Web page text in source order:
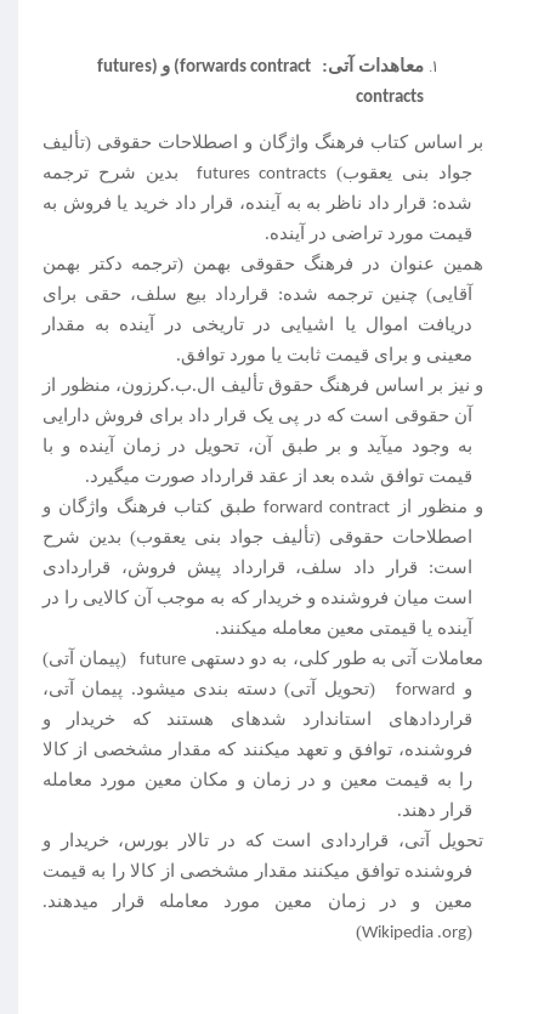
معاهدات آتی: forwards contract) و (futures
contracts
بر اساس کتاب فرهنگ واژگان و اصطلاحات حقوقی (تألیف
جواد بنی یعقوب) futures contracts
بدین شرح ترجمه
شده: قرار داد ناظر به به آینده، قرار داد خرید یا فروش به
قیمت مورد تراضی در آینده.
همین عنوان در فرهنگ حقوقی بهمن (ترجمه دکتر بهمن
آقایی) چنین ترجمه شده: قرارداد بیع سلف، حقی برای
دریافت اموال یا اشیایی در تاریخی در آینده به مقدار
معینی و برای قیمت ثابت یا مورد توافق.
و نیز بر اساس فرهنگ حقوق تألیف ال.ب.کرزون، منظور از
آن حقوقی است که در پی یک قرار داد برای فروش دارایی
به وجود می­آید و بر طبق آن، تحویل در زمان آینده و با
قیمت توافق شده بعد از عقد قرارداد صورت می­گیرد.
و منظور از forward contract طبق کتاب فرهنگ واژگان و
اصطلاحات حقوقی (تألیف جواد بنی یعقوب) بدین شرح
است: قرار داد سلف، قرارداد پیش فروش، قراردادی
است میان فروشنده و خریدار که به موجب آن کالایی را در
آینده یا قیمتی معین معامله می­کنند.
معاملات آتی به طور کلی، به دو دسته­یfuture
(پیمان آتی)
و forward
(تحویل آتی) دسته بندی می­شود. پیمان آتی،
قراردادهای استاندارد شده­ای هستند که خریدار و
فروشنده، توافق و تعهد می­کنند که مقدار مشخصی از کالا
را به قیمت معین و در زمان و مکان معین مورد معامله
قرار دهند.
تحویل آتی، قراردادی است که در تالار بورس، خریدار و
فروشنده توافق می­کنند مقدار مشخصی از کالا را به قیمت
معین و در زمان معین مورد معامله قرار می­دهند.
(
Wikipedia .org
)